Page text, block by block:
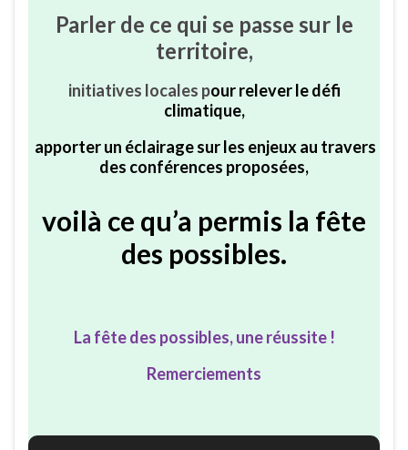
Parler de ce qui se passe sur le
territoire,
initiatives locales pour relever le défi
climatique,
apporter un éclairage sur les enjeux au travers
des conférences proposées,
voilà ce qu’a permis la fête
des possibles.
La fête des possibles, une réussite !
Remerciements